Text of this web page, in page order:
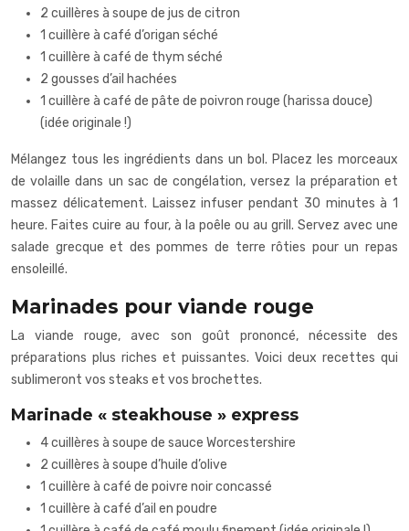
2 cuillères à soupe de jus de citron
1 cuillère à café d’origan séché
1 cuillère à café de thym séché
2 gousses d’ail hachées
1 cuillère à café de pâte de poivron rouge (harissa douce)
(idée originale !)
Mélangez tous les ingrédients dans un bol. Placez les morceaux
de volaille dans un sac de congélation, versez la préparation et
massez délicatement. Laissez infuser pendant 30 minutes à 1
heure. Faites cuire au four, à la poêle ou au grill. Servez avec une
salade grecque et des pommes de terre rôties pour un repas
ensoleillé.
Marinades pour viande rouge
La viande rouge, avec son goût prononcé, nécessite des
préparations plus riches et puissantes. Voici deux recettes qui
sublimeront vos steaks et vos brochettes.
Marinade « steakhouse » express
4 cuillères à soupe de sauce Worcestershire
2 cuillères à soupe d’huile d’olive
1 cuillère à café de poivre noir concassé
1 cuillère à café d’ail en poudre